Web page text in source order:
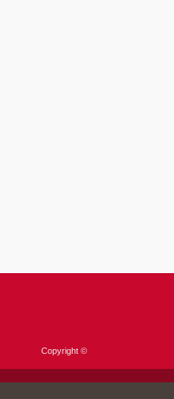
Copyright ©